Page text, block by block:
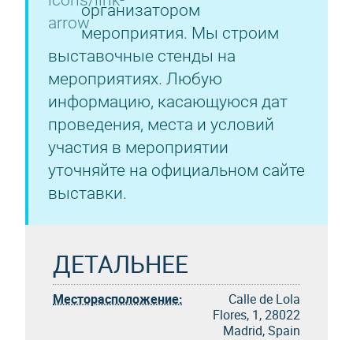
организатором
мероприятия. Мы строим
выставочные стенды на
мероприятиях. Любую
информацию, касающуюся дат
проведения, места и условий
участия в мероприятии
уточняйте на официальном сайте
выставки.
ДЕТАЛЬНЕЕ
Месторасположение:
Calle de Lola
Flores, 1, 28022
Madrid, Spain